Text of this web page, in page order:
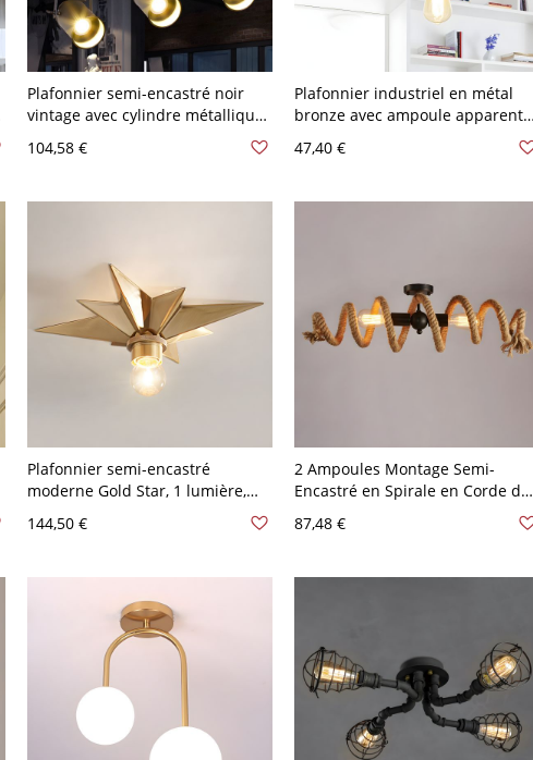
Plafonnier semi-encastré noir
vintage avec cylindre métallique
rotatif à une tête et poignée pour
restaurant
104,58 €
Plafonnier industriel en métal
bronze avec ampoule apparente
lumière
47,40 €
Plafonnier semi-encastré
moderne Gold Star, 1 lumière,
LED/incandescent/fluorescent -
144,50 €
2 Ampoules Montage Semi-
Encastré en Spirale en Corde de
Industriel Intérieur - 110 V-120 V
87,48 €